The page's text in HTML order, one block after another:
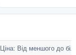
Ціна: Від меншого до